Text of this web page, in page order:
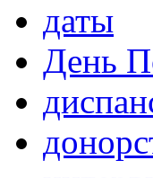
даты
День